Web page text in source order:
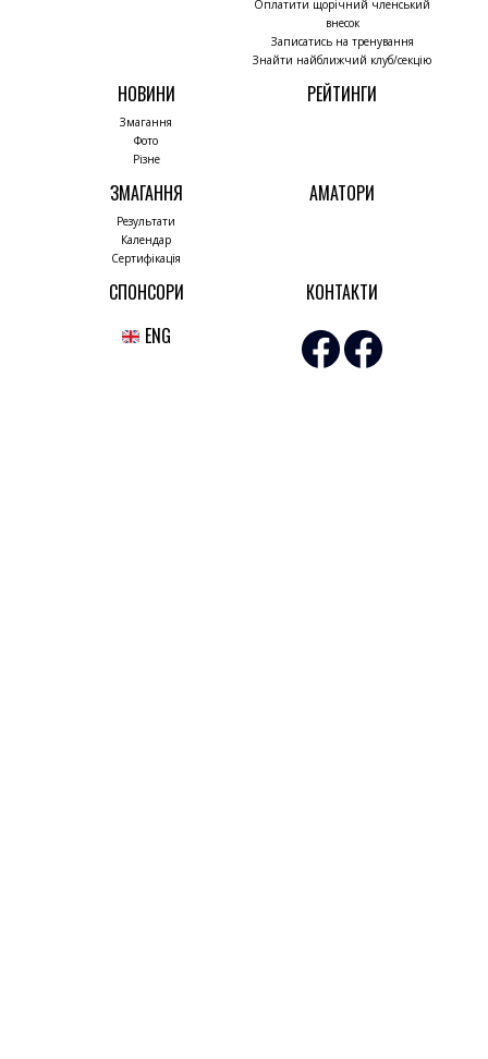
Оплатити щорічний членський
внесок
Записатись на тренування
Знайти найближчий клуб/секцію
НОВИНИ
Змагання
Фото
Різне
РЕЙТИНГИ
ЗМАГАННЯ
Результати
Календар
Сертифікація
АМАТОРИ
СПОНСОРИ
КОНТАКТИ
ENG